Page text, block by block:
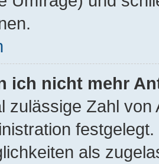
ich nicht mehr
zulässige Zahl
als